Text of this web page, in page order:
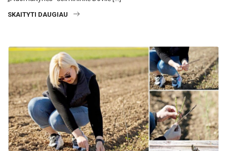
SKAITYTI DAUGIAU